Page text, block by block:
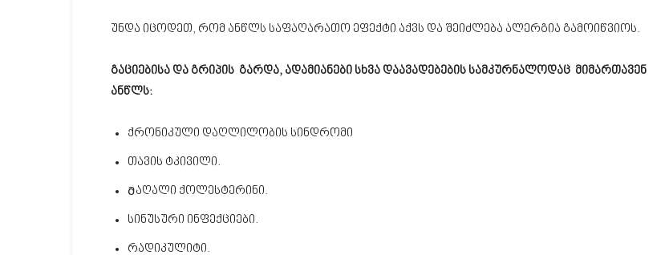
უნდა იცოდეთ, რომ ანწლს საფაღარათო ეფექტი აქვს და შეიძლება ალერგია გამოიწვიოს.
გაციებისა და გრიპის გარდა, ადამიანები სხვა დაავადებების სამკურნალოდაც მიმართავენ
ანწლს:
ქრონიკული დაღლილობის სინდრომი
თავის ტკივილი.
Მაღალი ქოლესტერინი.
სინუსური ინფექციები.
რადიკულიტი.